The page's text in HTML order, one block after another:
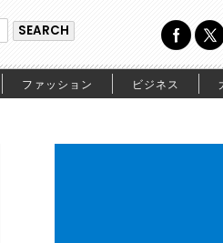
ファッション ビジネス